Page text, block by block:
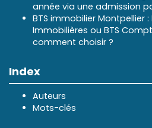
année via une admission
BTS immobilier Montpellier :
Immobilières ou BTS
comment choisir ?
Index
Auteurs
Mots-clés